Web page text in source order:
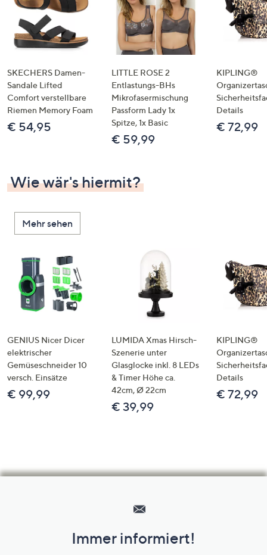
SKECHERS Damen-
Sandale Lifted
Comfort verstellbare
Riemen Memory Foam
€ 54,95
LITTLE ROSE 2
Entlastungs-BHs
Mikrofasermischung
Passform Lady 1x
Spitze, 1x Basic
€ 59,99
KIPLING®
Details
€ 72,99
Wie wär's hiermit?
Mehr sehen
GENIUS Nicer Dicer
elektrischer
Gemüseschneider 10
versch. Einsätze
€ 99,99
LUMIDA Xmas Hirsch-
Szenerie unter
Glasglocke inkl. 8 LEDs
& Timer Höhe ca.
42cm, Ø 22cm
€ 39,99
KIPLING®
Details
€ 72,99
Unternehmensinformationen
Immer informiert!